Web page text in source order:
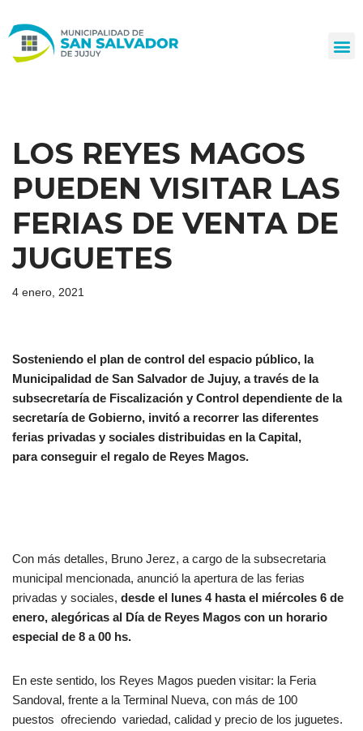
al
LOS REYES MAGOS
PUEDEN VISITAR LAS
FERIAS DE VENTA DE
JUGUETES
4 enero, 2021
Sosteniendo el plan de control del espacio público, la
Municipalidad de San Salvador de Jujuy, a través de la
subsecretaría de Fiscalización y Control dependiente de la
secretaría de Gobierno, invitó a recorrer las diferentes
ferias privadas y sociales distribuidas en la Capital,
para conseguir el regalo de Reyes Magos.
Con más detalles, Bruno Jerez, a cargo de la subsecretaria
municipal mencionada, anunció la apertura de las ferias
privadas y sociales, desde el lunes 4 hasta el miércoles 6 de
enero, alegóricas al Día de Reyes Magos con un horario
especial de 8 a 00 hs.
En este sentido, los Reyes Magos pueden visitar: la Feria
Sandoval, frente a la Terminal Nueva, con más de 100
puestos ofreciendo variedad, calidad y precio de los juguetes.